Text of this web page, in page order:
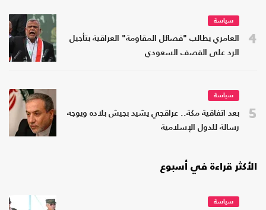
4
سياسة
العامري يطالب "فصائل المقاومة" العراقية بتأجيل
الرد على القصف السعودي
5
سياسة
بعد اتفاقية مكة.. عراقجي يشيد بجيش بلاده ويوجه
رسالة للدول الإسلامية
الأكثر قراءة في أسبوع
سياسة